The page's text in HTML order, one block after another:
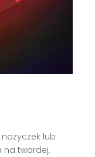
lub
na twardej,